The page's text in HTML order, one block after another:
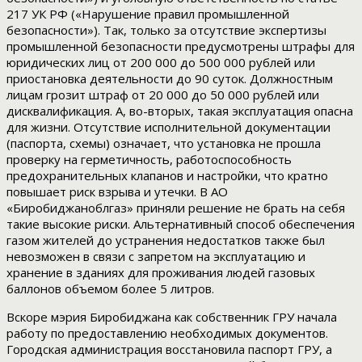
217 УК РФ («Нарушение правил промышленной
безопасности»). Так, только за отсутствие экспертизы
промышленной безопасности предусмотрены штрафы для
юридических лиц от 200 000 до 500 000 рублей или
приостановка деятельности до 90 суток. Должностным
лицам грозит штраф от 20 000 до 50 000 рублей или
дисквалификация. А, во-вторых, такая эксплуатация опасна
для жизни. Отсутствие исполнительной документации
(паспорта, схемы) означает, что установка не прошла
проверку на герметичность, работоспособность
предохранительных клапанов и настройки, что кратно
повышает риск взрыва и утечки. В АО
«Биробиджаноблгаз» приняли решение не брать на себя
такие высокие риски. Альтернативный способ обеспечения
газом жителей до устранения недостатков также был
невозможен в связи с запретом на эксплуатацию и
хранение в зданиях для проживания людей газовых
баллонов объемом более 5 литров.
Вскоре мэрия Биробиджана как собственник ГРУ начала
работу по предоставлению необходимых документов.
Городская администрация восстановила паспорт ГРУ, а